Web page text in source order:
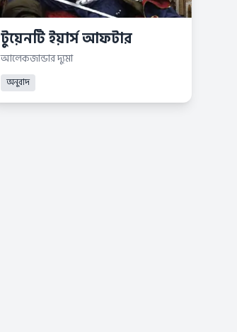
টুয়েনটি ইয়ার্স আফটার
আলেকজান্ডার দ্যুমা
অনুবাদ